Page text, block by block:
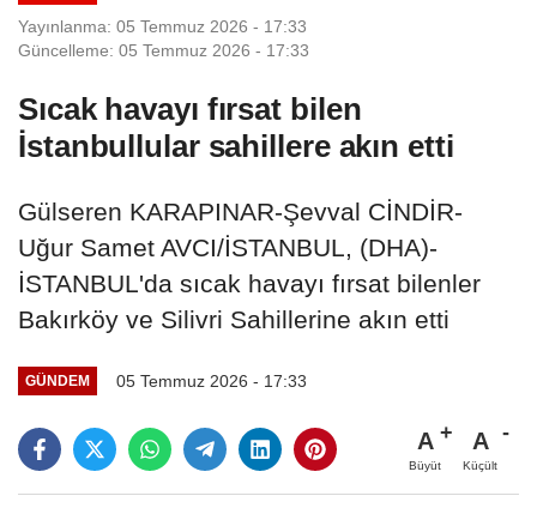
Yayınlanma: 05 Temmuz 2026 - 17:33
Güncelleme: 05 Temmuz 2026 - 17:33
Sıcak havayı fırsat bilen
İstanbullular sahillere akın etti
Gülseren KARAPINAR-Şevval CİNDİR-
Uğur Samet AVCI/İSTANBUL, (DHA)-
İSTANBUL'da sıcak havayı fırsat bilenler
Bakırköy ve Silivri Sahillerine akın etti
GÜNDEM 05 Temmuz 2026 - 17:33
A
Büyüt
A
Küçült